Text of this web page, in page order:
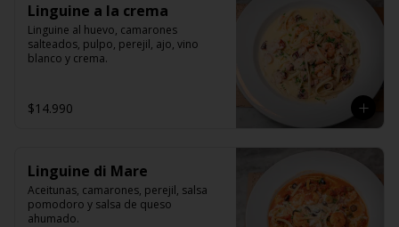
Linguine a la crema
Linguine al huevo, camarones
salteados, pulpo, perejil, ajo, vino
blanco y crema.
$14.990
Linguine di Mare
Aceitunas, camarones, perejil, salsa
pomodoro y salsa de queso
ahumado.